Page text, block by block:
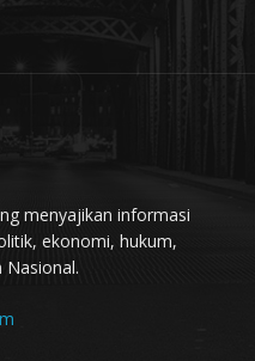
menyajikan informasi
ekonomi, hukum,